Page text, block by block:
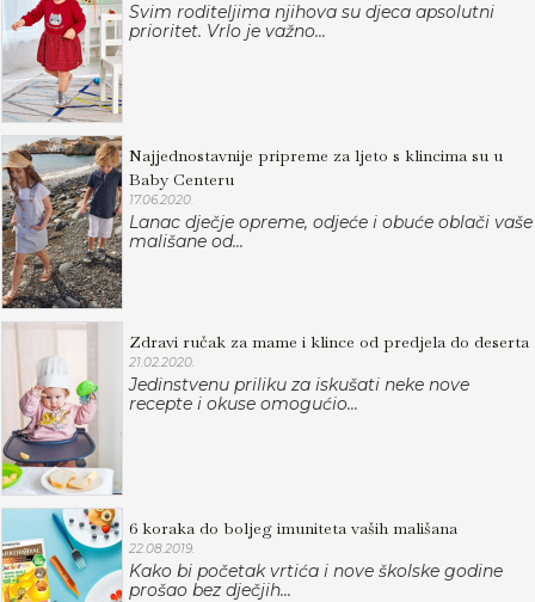
Svim roditeljima njihova su djeca apsolutni
prioritet. Vrlo je važno...
Najjednostavnije pripreme za ljeto s klincima su u
Baby Centeru
17.06.2020.
Lanac dječje opreme, odjeće i obuće oblači vaše
mališane od...
Zdravi ručak za mame i klince od predjela do deserta
21.02.2020.
Jedinstvenu priliku za iskušati neke nove
recepte i okuse omogućio...
6 koraka do boljeg imuniteta vaših mališana
22.08.2019.
Kako bi početak vrtića i nove školske godine
prošao bez dječjih...